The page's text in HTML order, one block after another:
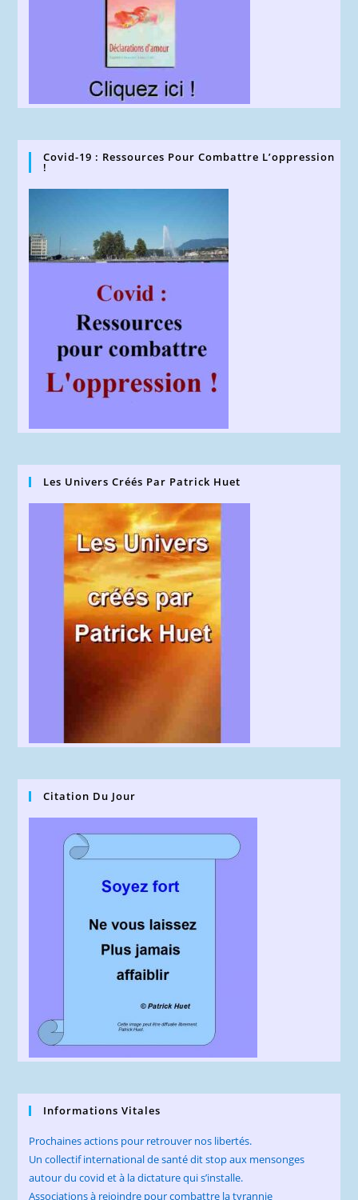
Covid-19 : Ressources Pour Combattre L’oppression
!
Les Univers Créés Par Patrick Huet
Citation Du Jour
Informations Vitales
Prochaines actions pour retrouver nos libertés.
Un collectif international de santé dit stop aux mensonges
autour du covid et à la dictature qui s’installe.
Associations à rejoindre pour combattre la tyrannie